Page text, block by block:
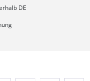
DE